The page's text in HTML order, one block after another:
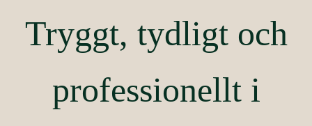
Tryggt, tydligt och
professionellt i